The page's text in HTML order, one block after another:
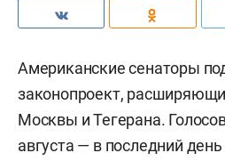
Американские сенаторы
законопроект,
Москвы и Тегерана.
августа — в последний